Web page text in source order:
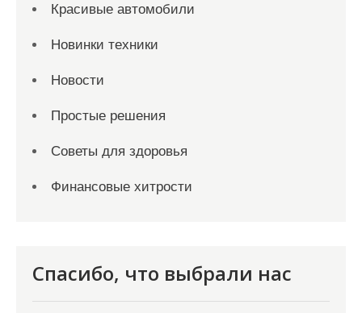
Красивые автомобили
Новинки техники
Новости
Простые решения
Советы для здоровья
Финансовые хитрости
Спасибо, что выбрали нас